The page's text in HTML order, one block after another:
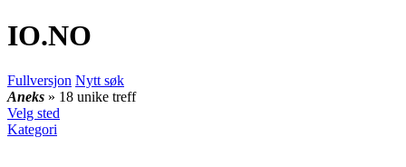
IO.NO
Fullversjon Nytt søk
Aneks » 18 unike treff
Velg sted
Kategori